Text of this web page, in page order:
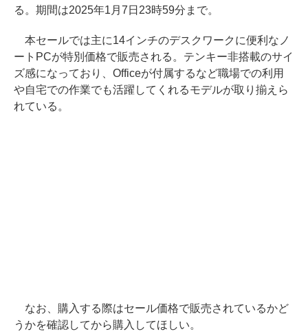
る。期間は2025年1月7日23時59分まで。
本セールでは主に14インチのデスクワークに便利なノ
ートPCが特別価格で販売される。テンキー非搭載のサイ
ズ感になっており、Officeが付属するなど職場での利用
や自宅での作業でも活躍してくれるモデルが取り揃えら
れている。
なお、購入する際はセール価格で販売されているかど
うかを確認してから購入してほしい。